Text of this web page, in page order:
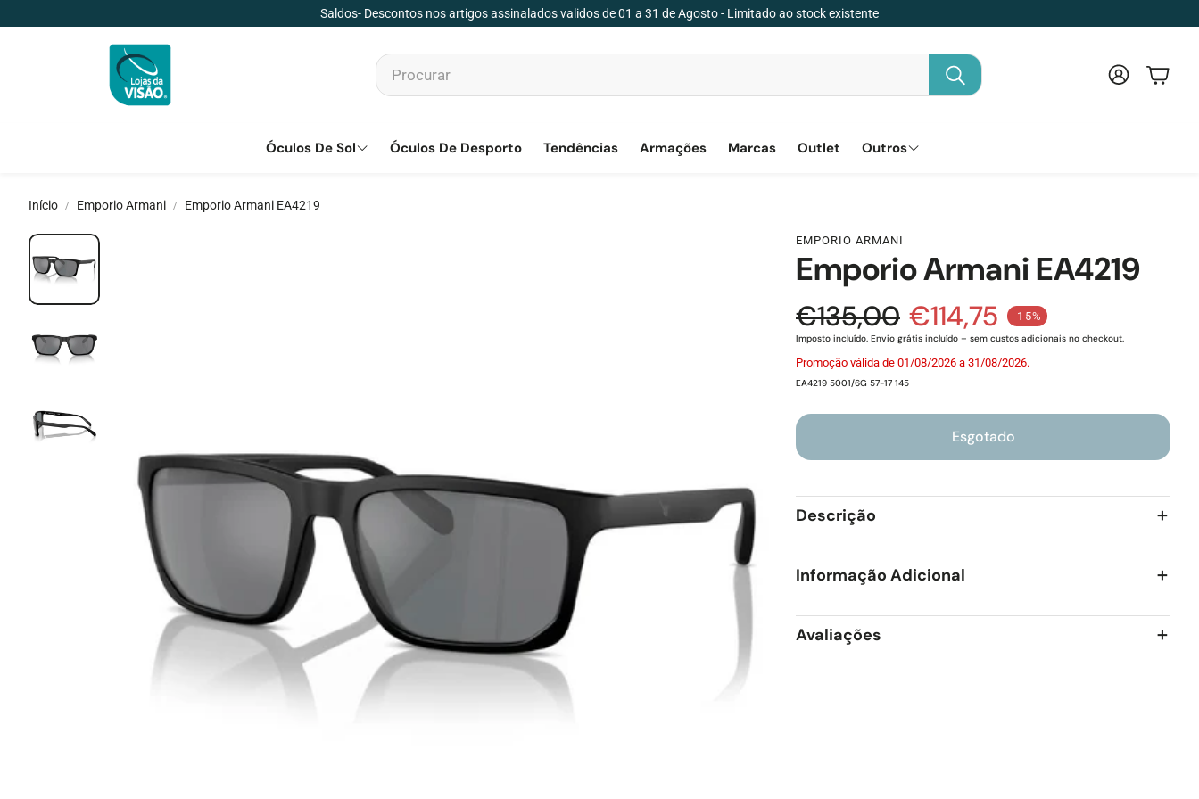
Saldos- Descontos nos artigos assinalados validos de 01 a 31 de Agosto - Limitado ao stock existente
Pesquisar
Conta
Óculos De Sol Óculos De Desporto Tendências Armações Marcas Outlet Outros
Lentes Solares
Óculos de Leitura
Início Emporio Armani Emporio Armani EA4219
EMPORIO ARMANI
Emporio Armani EA4219
€114,75 -15%
Preço de saldo
Preço normal
€135,00
Imposto incluído. Envio grátis incluído – sem custos adicionais no checkout.
Promoção válida de 01/08/2026 a 31/08/2026.
SKU:
EA4219 5001/6G 57-17 145
Esgotado
Descrição
Informação Adicional
Avaliações